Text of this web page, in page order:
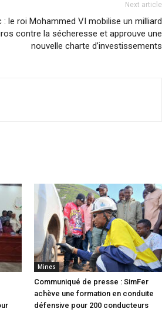
Next article
: le roi Mohammed VI mobilise un milliard
contre la sécheresse et approuve une
nouvelle charte d’investissements
Mines
Communiqué de presse : SimFer
achève une formation en conduite
défensive pour 200 conducteurs